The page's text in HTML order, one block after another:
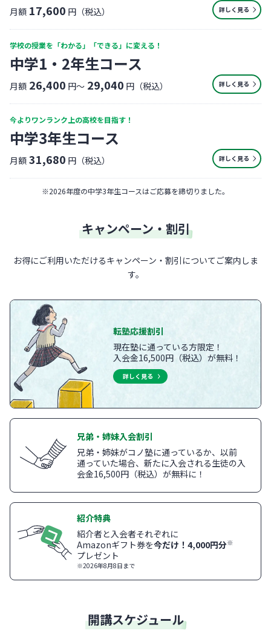
月額 17,600 円（税込） 詳しく見る
学校の授業を「わかる」「できる」に変える！
中学1・2年生コース
月額 26,400 円〜 29,040 円（税込） 詳しく見る
今よりワンランク上の高校を目指す！
中学3年生コース
月額 31,680 円（税込） 詳しく見る
※2026年度の中学3年生コースはご応募を締切りました。
キャンペーン・割引
お得にご利用いただけるキャンペーン・割引についてご案内しま
す。
転塾応援割引
現在塾に通っている方限定！
入会金16,500円（税込）が無料！
詳しく見る
兄弟・姉妹入会割引
兄弟・姉妹がコノ塾に通っているか、以前
通っていた場合、新たに入会される生徒の入
会金16,500円（税込）が無料に！
紹介特典
紹介者と入会者それぞれに
Amazonギフト券を今だけ！4,000円分※
プレゼント
※2026年8月8日まで
開講スケジュール